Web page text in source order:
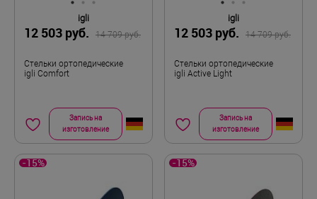
igli
12 503 руб. 14 709 руб.
Стельки ортопедические
igli Comfort
Запись на
изготовление
igli
12 503 руб. 14 709 руб.
Стельки ортопедические
igli Active Light
Запись на
изготовление
-15% -15%